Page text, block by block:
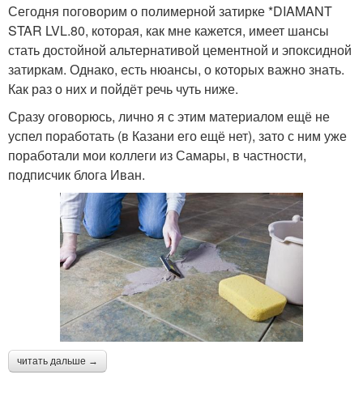
Сегодня поговорим о полимерной затирке *DIAMANT
STAR LVL.80, которая, как мне кажется, имеет шансы
стать достойной альтернативой цементной и эпоксидной
затиркам. Однако, есть нюансы, о которых важно знать.
Как раз о них и пойдёт речь чуть ниже.
Сразу оговорюсь, лично я с этим материалом ещё не
успел поработать (в Казани его ещё нет), зато с ним уже
поработали мои коллеги из Самары, в частности,
подписчик блога Иван.
читать дальше →